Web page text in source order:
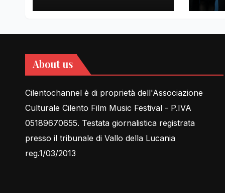
About us
Cilentochannel è di proprietà dell'Associazione
Culturale Cilento Film Music Festival - P.IVA
05189670655. Testata giornalistica registrata
presso il tribunale di Vallo della Lucania
reg.1/03/2013